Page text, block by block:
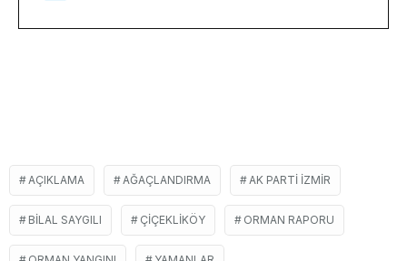
AÇIKLAMA AĞAÇLANDIRMA AK PARTI İZMIR
BILAL SAYGILI ÇIÇEKLIKÖY ORMAN RAPORU